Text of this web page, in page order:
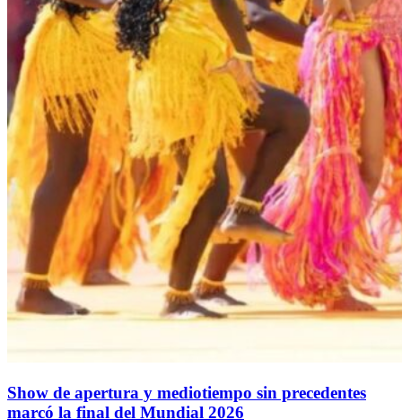
Show de apertura y mediotiempo sin precedentes
marcó la final del Mundial 2026